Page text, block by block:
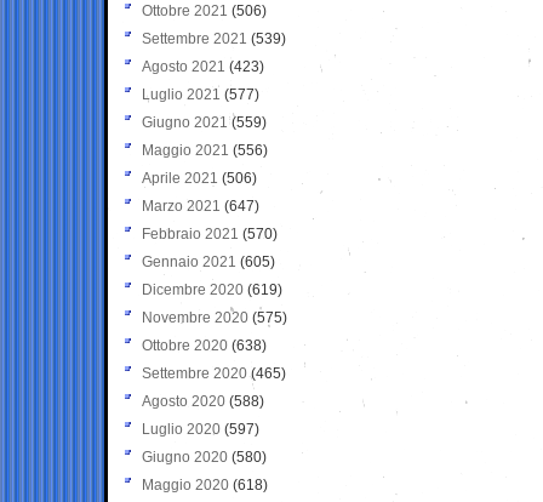
Ottobre 2021 (506)
Settembre 2021 (539)
Agosto 2021 (423)
Luglio 2021 (577)
Giugno 2021(559)
Maggio 2021 (556)
Aprile 2021 (506)
Marzo 2021 (647)
Febbraio 2021 (570)
Gennaio 2021 (605)
Dicembre 2020 (619)
Novembre 2020 (575)
Ottobre 2020 (638)
Settembre 2020(465)
Agosto 2020 (588)
Luglio 2020 (597)
Giugno 2020 (580)
Maggio 2020 (618)